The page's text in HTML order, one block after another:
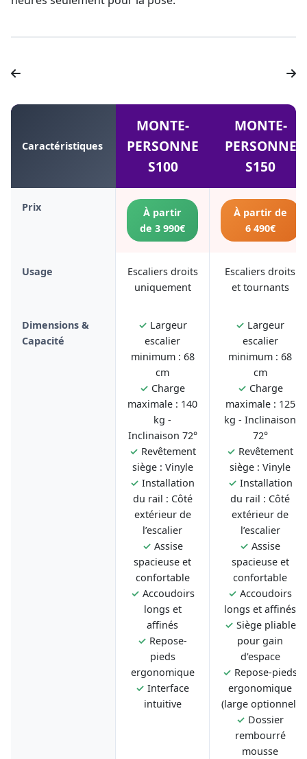
Caractéristiques
MONTE-
PERSONNE
S100
MONTE-
PERSONNE
S150
Prix
À partir
de 3 990€
À partir de
6 490€
Usage
Escaliers droits
uniquement
Escaliers droits
et tournants
Dimensions &
Capacité
✓ Largeur
escalier
minimum : 68
cm
✓ Charge
maximale : 140
kg -
Inclinaison 72°
✓ Revêtement
siège : Vinyle
✓ Installation
du rail : Côté
extérieur de
l’escalier
✓ Assise
spacieuse et
confortable
✓ Accoudoirs
longs et
affinés
✓ Repose-
pieds
ergonomique
✓ Interface
intuitive
✓ Largeur
escalier
minimum : 68
cm
✓ Charge
maximale : 125
kg - Inclinaison
72°
✓ Revêtement
siège : Vinyle
✓ Installation
du rail : Côté
extérieur de
l’escalier
✓ Assise
spacieuse et
confortable
✓ Accoudoirs
longs et affinés
✓ Siège pliable
pour gain
d'espace
✓ Repose-pieds
ergonomique
(large optionnel)
✓ Dossier
rembourré
mousse